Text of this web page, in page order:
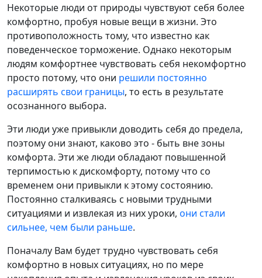
Некоторые люди от природы чувствуют себя более
комфортно, пробуя новые вещи в жизни. Это
противоположность тому, что известно как
поведенческое торможение. Однако некоторым
людям комфортнее чувствовать себя некомфортно
просто потому, что они решили постоянно
расширять свои границы, то есть в результате
осознанного выбора.
Эти люди уже привыкли доводить себя до предела,
поэтому они знают, каково это - быть вне зоны
комфорта. Эти же люди обладают повышенной
терпимостью к дискомфорту, потому что со
временем они привыкли к этому состоянию.
Постоянно сталкиваясь с новыми трудными
ситуациями и извлекая из них уроки, они стали
сильнее, чем были раньше.
Поначалу Вам будет трудно чувствовать себя
комфортно в новых ситуациях, но по мере